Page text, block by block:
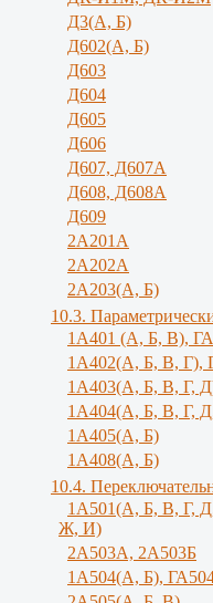
Д3(А, Б)
Д602(А, Б)
Д603
Д604
Д605
Д606
Д607, Д607А
Д608, Д608А
Д609
2А201А
2А202А
2А203(А, Б)
10.3.
1A401 (А, Б, В),
1А402(А, Б, В, Г),
1А403(А, Б, В, Г,
1А404(А, Б, В, Г,
1А405(А, Б)
1А408(А, Б)
10.4.
1А501(А, Б, В, Г,
Ж, И)
2A503A, 2А503Б
1А504(А, Б),